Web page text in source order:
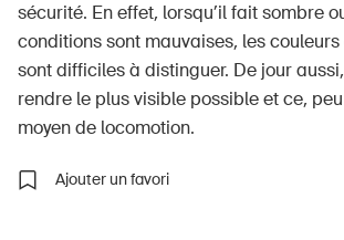
École
Entreprises
Médias
sécurité. En effet, lorsqu’il fait sombre
conditions sont mauvaises, les
sont difficiles à distinguer. De jour
rendre le plus visible possible et ce,
moyen de locomotion.
Ajouter un favori